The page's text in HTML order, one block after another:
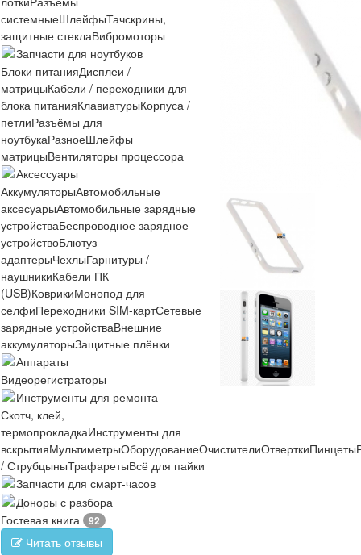
системныеШлейфыТачскрины,
защитные стеклаВибромоторы
Запчасти для ноутбуков
Блоки питанияДисплеи /
матрицыКабели / переходники для
блока питанияКлавиатурыКорпуса /
петлиРазъёмы для
ноутбукаРазноеШлейфы
матрицыВентиляторы процессора
Аксессуары
АккумуляторыАвтомобильные
аксесуарыАвтомобильные зарядные
устройстваБеспроводное зарядное
устройствоБлютуз
адаптерыЧехлыГарнитуры /
наушникиКабели ПК
(USB)КоврикиМонопод для
селфиПереходники SIM-картСетевые
зарядные устройстваВнешние
аккумуляторыЗащитные плёнки
Аппараты
Видеорегистраторы
Инструменты для ремонта
Скотч, клей,
термопрокладкаИнструменты для
вскрытияМультиметрыОборудованиеОчистителиОтверткиПинцеты
/ СтрубцыныТрафаретыВсё для пайки
Запчасти для смарт-часов
Доноры с разбора
Гостевая книга
92
Читать отзывы